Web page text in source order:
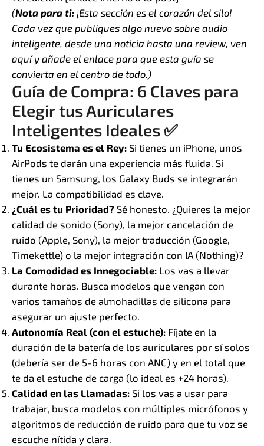
(Nota para ti: ¡Esta sección es el corazón del silo!
Cada vez que publiques algo nuevo sobre audio
inteligente, desde una noticia hasta una review, ven
aquí y añade el enlace para que esta guía se
convierta en el centro de todo.)
Guía de Compra: 6 Claves para
Elegir tus Auriculares
Inteligentes Ideales ✅
Tu Ecosistema es el Rey: Si tienes un iPhone, unos
AirPods te darán una experiencia más fluida. Si
tienes un Samsung, los Galaxy Buds se integrarán
mejor. La compatibilidad es clave.
¿Cuál es tu Prioridad? Sé honesto. ¿Quieres la mejor
calidad de sonido (Sony), la mejor cancelación de
ruido (Apple, Sony), la mejor traducción (Google,
Timekettle) o la mejor integración con IA (Nothing)?
La Comodidad es Innegociable: Los vas a llevar
durante horas. Busca modelos que vengan con
varios tamaños de almohadillas de silicona para
asegurar un ajuste perfecto.
Autonomía Real (con el estuche): Fíjate en la
duración de la batería de los auriculares por sí solos
(debería ser de 5-6 horas con ANC) y en el total que
te da el estuche de carga (lo ideal es +24 horas).
Calidad en las Llamadas: Si los vas a usar para
trabajar, busca modelos con múltiples micrófonos y
algoritmos de reducción de ruido para que tu voz se
escuche nítida y clara.